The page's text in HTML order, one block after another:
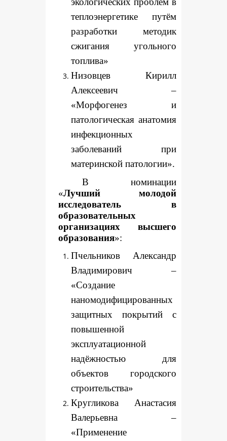
теплоэнергетике путём
разработки методик
сжигания угольного
топлива»
Низовцев Кирилл
Алексеевич –
«Морфогенез и
патологическая анатомия
инфекционных
заболеваний при
материнской патологии».
В номинации
«Лучший молодой
исследователь в
образовательных
организациях высшего
образования»:
Пчельников Александр
Владимирович –
«Создание
наномодифицированных
защитных покрытий с
повышенной
эксплуатационной
надёжностью для
объектов городского
строительства»
Кругликова Анастасия
Валерьевна –
«Применение